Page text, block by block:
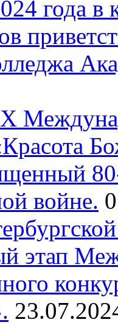
года
войне.
этап